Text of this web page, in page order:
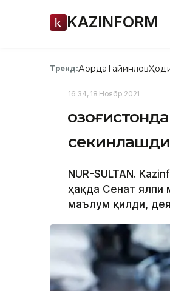
KAZINFORM
Тренд:АқордаТайинлов
16:34, 18 Ноябр 2021
секинлашди
NUR-SULTAN.
ҳақда Сенат ялпи
маълум қилди,